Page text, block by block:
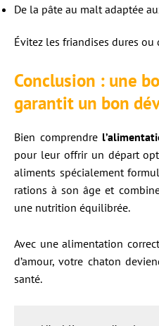
De la pâte au malt adaptée
Évitez les friandises dures
Conclusion : une
garantit un bon
Bien comprendre
pour leur offrir un départ
aliments spécialement
rations à son âge et
une nutrition équilibrée.
Avec une alimentation
d’amour, votre chaton
santé.